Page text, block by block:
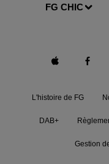
FG CHIC
L'histoire de FG
DAB+
Gestion